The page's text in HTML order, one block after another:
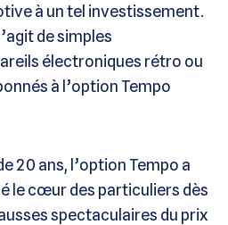
à un tel investissement.
de simples
électroniques rétro ou
à l’option Tempo
20 ans, l’option Tempo a
le cœur des particuliers dès
spectaculaires du prix